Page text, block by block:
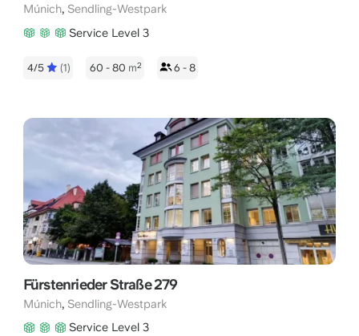
Múnich, Sendling-Westpark
Service Level 3
4/5 (1) 60 - 80 m2 6 - 8
Fürstenrieder Straße 279
Múnich, Sendling-Westpark
Service Level 3